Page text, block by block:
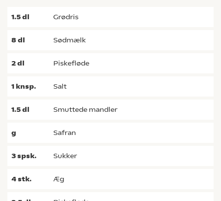
1.5dl grødris
8 dl sødmælk
2dl piskefløde
1 knsp. salt
1.5dl smuttede mandler
g safran
3spsk. sukker
4stk. æg